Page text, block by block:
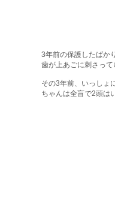
3年前の保護したばか
歯が上あごに刺さっ
その3年前、いっしょ
ちゃんは全盲で2頭は